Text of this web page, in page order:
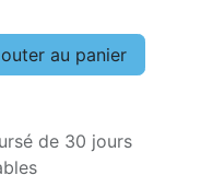
au panier
de 30 jours